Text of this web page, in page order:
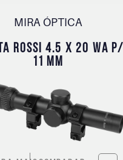
MIRA ÓPTICA
ROSSI 4.5 X 20 WA P/
11 MM